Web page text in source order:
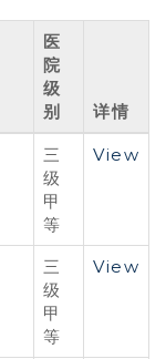
医
院
级
别
详情
三
级
甲
等
View
三
级
甲
等
View